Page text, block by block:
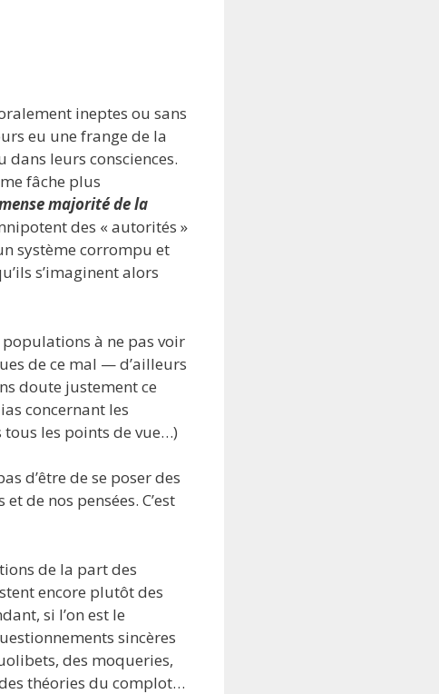
ineptes ou sans
eu une frange de la
leurs consciences.
fâche plus
majorité de la
des « autorités »
système corrompu et
s’imaginent alors
populations à ne pas voir
de ce mal — d’ailleurs
doute justement ce
concernant les
tous les points de vue…)
d’être de se poser des
de nos pensées. C’est
de la part des
encore plutôt des
si l’on est le
sincères
des moqueries,
théories du complot…